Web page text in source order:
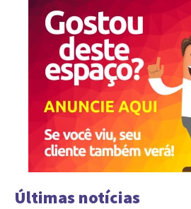
Últimas notícias